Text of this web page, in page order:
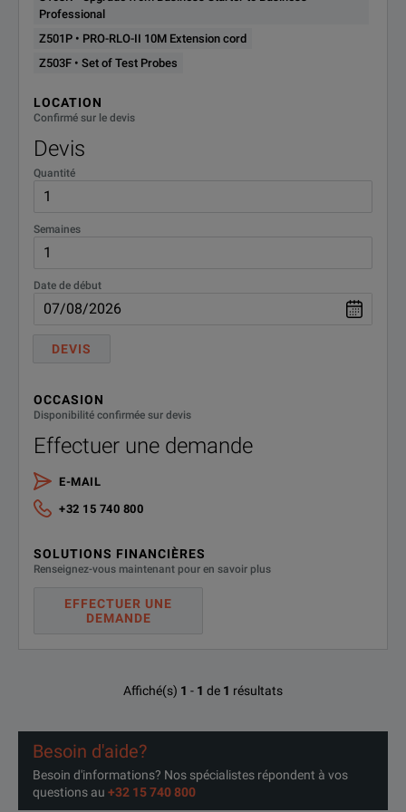
Z503F
Z700D F2000 Carry Case
Professional
Z501P • PRO-RLO-II 10M Extension cord
Z503F • Set of Test Probes
LOCATION
Confirmé sur le devis
Devis
Quantité
Semaines
Date de début
DEVIS
OCCASION
Disponibilité confirmée sur devis
Effectuer une demande
E-MAIL
+32 15 740 800
SOLUTIONS FINANCIÈRES
Renseignez-vous maintenant pour en savoir plus
EFFECTUER UNE
DEMANDE
Affiché(s) 1 - 1 de 1 résultats
Besoin d'aide?
Besoin d'informations? Nos spécialistes répondent à vos
questions au +32 15 740 800
SPECIFICATIONS
PROFITEST MTECH+, MPRO, MXTRA, MBASE+ Overview
Testing of Residual Current Devices (RCDs)
measurement without tripping the RCD
AC/DC sensitive RCDs, types B and B+
Testing of insulation monitoring devices (IMDs)
Testing Residual Current Monitoring Devices (RCMs)
Testing for N-PE reversal